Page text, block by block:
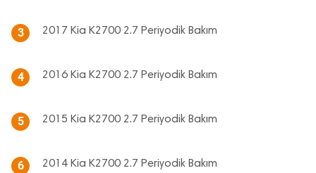
3 2017 Kia K2700 2.7 Periyodik Bakım
4 2016 Kia K2700 2.7 Periyodik Bakım
5 2015 Kia K2700 2.7 Periyodik Bakım
6 2014 Kia K2700 2.7 Periyodik Bakım